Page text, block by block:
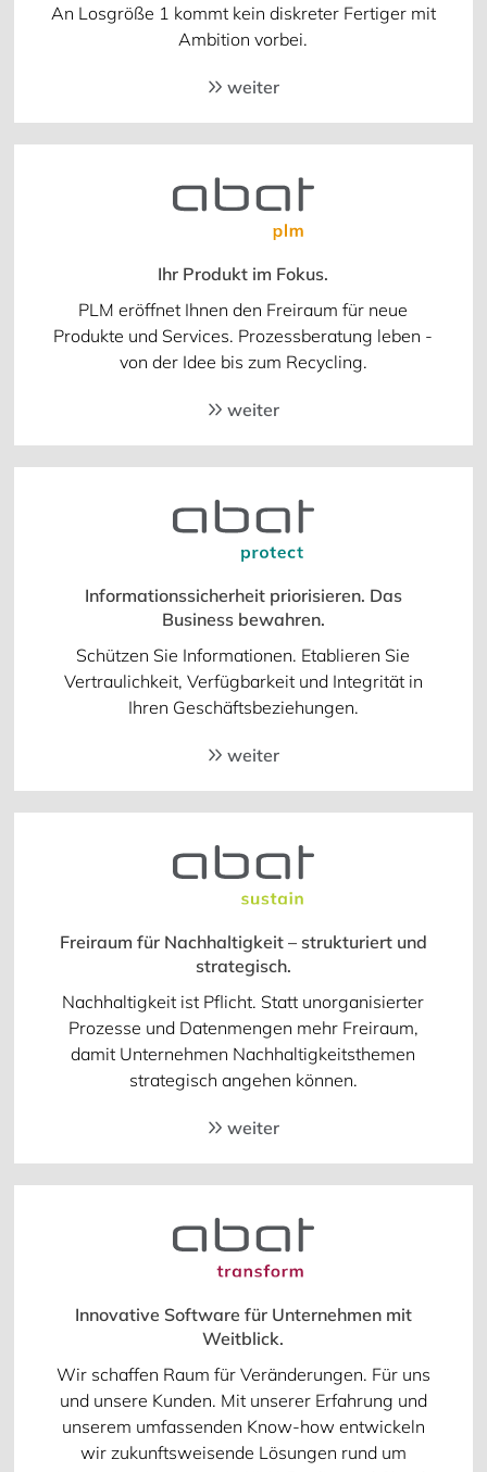
An Losgröße 1 kommt kein diskreter Fertiger mit
Ambition vorbei.
weiter
Ihr Produkt im Fokus.
PLM eröffnet Ihnen den Freiraum für neue
Produkte und Services. Prozessberatung leben -
von der Idee bis zum Recycling.
weiter
Informationssicherheit priorisieren. Das
Business bewahren.
Schützen Sie Informationen. Etablieren Sie
Vertraulichkeit, Verfügbarkeit und Integrität in
Ihren Geschäftsbeziehungen.
weiter
Freiraum für Nachhaltigkeit – strukturiert und
strategisch.
Nachhaltigkeit ist Pflicht. Statt unorganisierter
Prozesse und Datenmengen mehr Freiraum,
damit Unternehmen Nachhaltigkeitsthemen
strategisch angehen können.
weiter
Innovative Software für Unternehmen mit
Weitblick.
Wir schaffen Raum für Veränderungen. Für uns
und unsere Kunden. Mit unserer Erfahrung und
unserem umfassenden Know-how entwickeln
wir zukunftsweisende Lösungen rund um